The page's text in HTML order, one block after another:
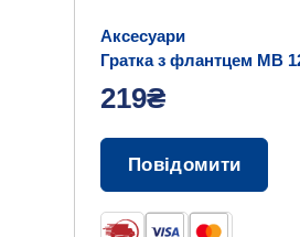
Аксесуари
Гратка з флантцем МВ
219₴
Повідомити